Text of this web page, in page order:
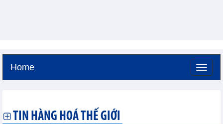
Home
TIN HÀNG HOÁ THẾ GIỚI